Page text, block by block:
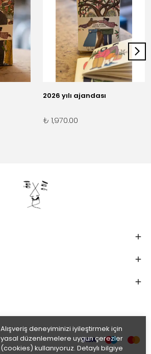
Alışveriş deneyiminizi iyileştirmek için
yasal düzenlemelere uygun çerezler
(cookies) kullanıyoruz. Detaylı bilgiye
2026 yılı ajandası
₺ 1,970.00